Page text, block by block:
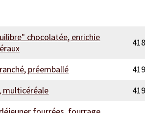
chocolatée, enrichie
418
préemballé
419
multicéréale
419